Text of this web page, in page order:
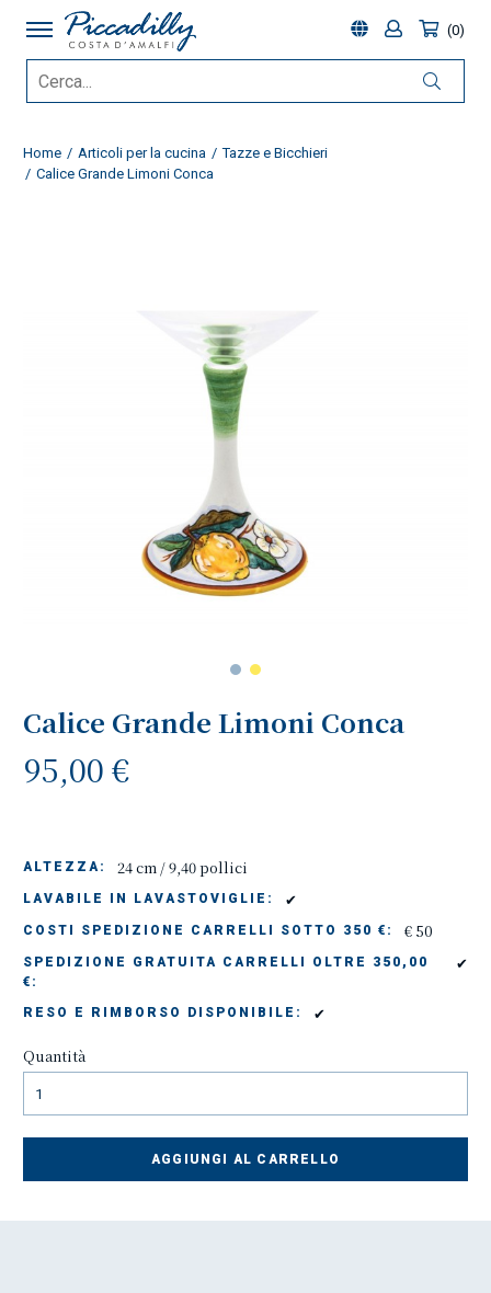
0
Home Articoli per la cucina
Tazze e Bicchieri
Calice Grande Limoni Conca
Calice Grande Limoni Conca
95,00 €
ALTEZZA: 24 cm / 9,40 pollici
LAVABILE IN LAVASTOVIGLIE: ✔
COSTI SPEDIZIONE CARRELLI SOTTO 350 €: € 50
SPEDIZIONE GRATUITA CARRELLI OLTRE 350,00
€:
✔
RESO E RIMBORSO DISPONIBILE: ✔
Quantità
AGGIUNGI AL CARRELLO